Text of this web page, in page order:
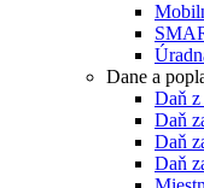
Dane a
Daň
Daň
Daň
Daň